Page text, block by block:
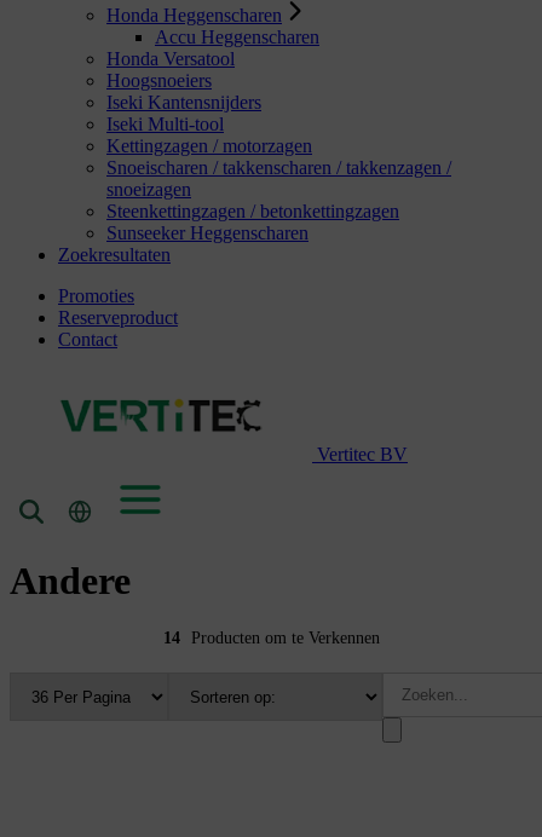
Honda Heggenscharen
Accu Heggenscharen
Honda Versatool
Hoogsnoeiers
Iseki Kantensnijders
Iseki Multi-tool
Kettingzagen / motorzagen
Snoeischaren / takkenscharen / takkenzagen /
snoeizagen
Steenkettingzagen / betonkettingzagen
Sunseeker Heggenscharen
Zoekresultaten
Promoties
Reserveproduct
Contact
Vertitec BV
Andere
14 Producten om te Verkennen